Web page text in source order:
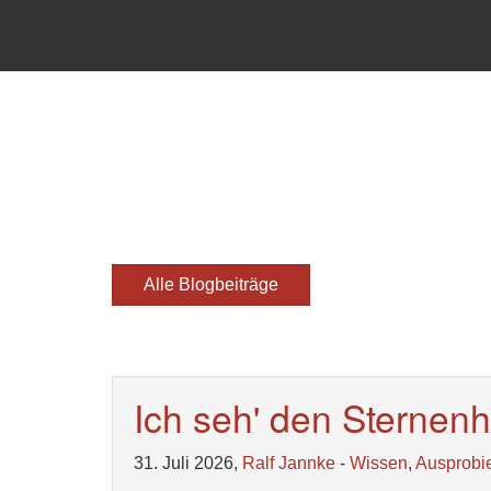
Alle Blogbeiträge
Ich seh' den
31. Juli 2026, Ralf Jannke - Wissen,